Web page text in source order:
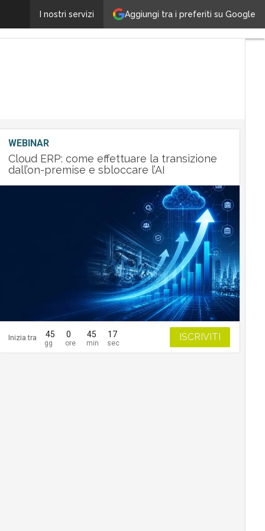
Aggiungi tra i preferiti su Google
I nostri servizi
Con VM Sistemi, smeup si rafforza verso il mondo IBM
WEBINAR
Cloud ERP: come effettuare la transizione
dall’on-premise e sbloccare l’AI
Inizia tra 45 0 45 16 ISCRIVITI